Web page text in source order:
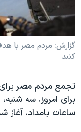
فرهنگ و زندگی
حقوق شهروندی
اقتصادی
گالری عکس
آرشیو پخش زنده
مستندها
انتخابات ریاست جمهوری
حمله جمهوری اسلامی
اعتراضات زن، زندگی،
مجموعه مستندهای
دنبال کنید
گزارش: مردم مصر با
کنند
تجمع مردم مصر
برای امروز، سه
ساعات بامداد، آغاز